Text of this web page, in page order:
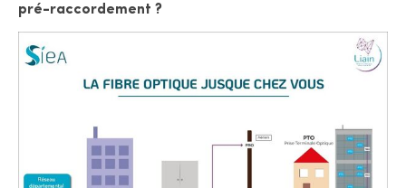
pré-raccordement ?